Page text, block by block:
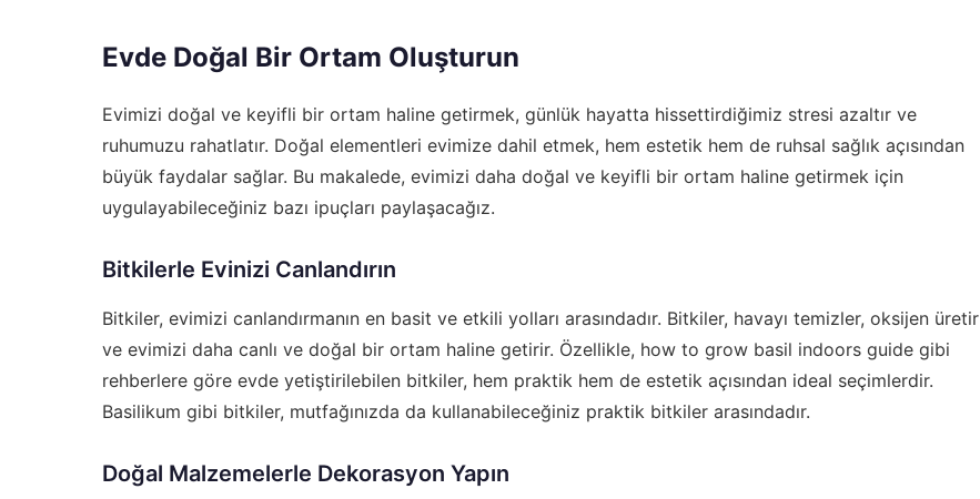
Evde Doğal Bir Ortam Oluşturun
Evimizi doğal ve keyifli bir ortam haline getirmek, günlük hayatta hissettirdiğimiz stresi azaltır ve
ruhumuzu rahatlatır. Doğal elementleri evimize dahil etmek, hem estetik hem de ruhsal sağlık açısından
büyük faydalar sağlar. Bu makalede, evimizi daha doğal ve keyifli bir ortam haline getirmek için
uygulayabileceğiniz bazı ipuçları paylaşacağız.
Bitkilerle Evinizi Canlandırın
Bitkiler, evimizi canlandırmanın en basit ve etkili yolları arasındadır. Bitkiler, havayı temizler, oksijen üretir
ve evimizi daha canlı ve doğal bir ortam haline getirir. Özellikle, how to grow basil indoors guide gibi
rehberlere göre evde yetiştirilebilen bitkiler, hem praktik hem de estetik açısından ideal seçimlerdir.
Basilikum gibi bitkiler, mutfağınızda da kullanabileceğiniz praktik bitkiler arasındadır.
Doğal Malzemelerle Dekorasyon Yapın